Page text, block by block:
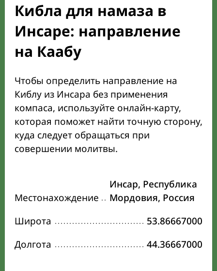
Кибла для намаза в
Инсаре: направление
на Каабу
Чтобы определить направление на
Киблу из Инсара без применения
компаса, используйте онлайн-карту,
которая поможет найти точную сторону,
куда следует обращаться при
совершении молитвы.
Местонахождение
Инсар, Республика
Мордовия, Россия
Широта
53.86667000
Долгота
44.36667000